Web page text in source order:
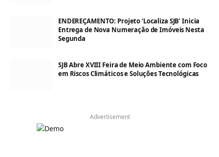
ENDEREÇAMENTO: Projeto ‘Localiza SJB’ Inicia
Entrega de Nova Numeração de Imóveis Nesta
Segunda
SJB Abre XVIII Feira de Meio Ambiente com Foco
em Riscos Climáticos e Soluções Tecnológicas
Advertisement